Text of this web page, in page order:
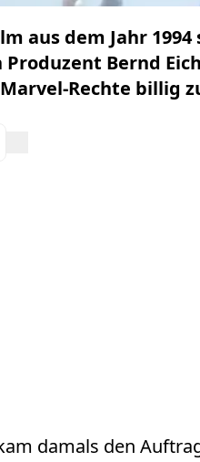
aus dem Jahr 1994
Produzent Bernd
Rechte billig
damals den